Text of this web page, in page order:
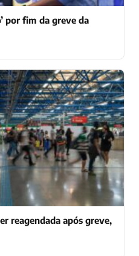
por fim da greve da
reagendada após greve,